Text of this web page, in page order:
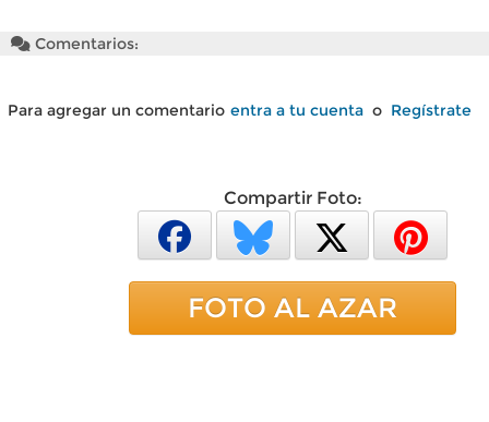
Comentarios:
Para agregar un comentario entra a tu cuenta o Regístrate
Compartir Foto:
FOTO AL AZAR